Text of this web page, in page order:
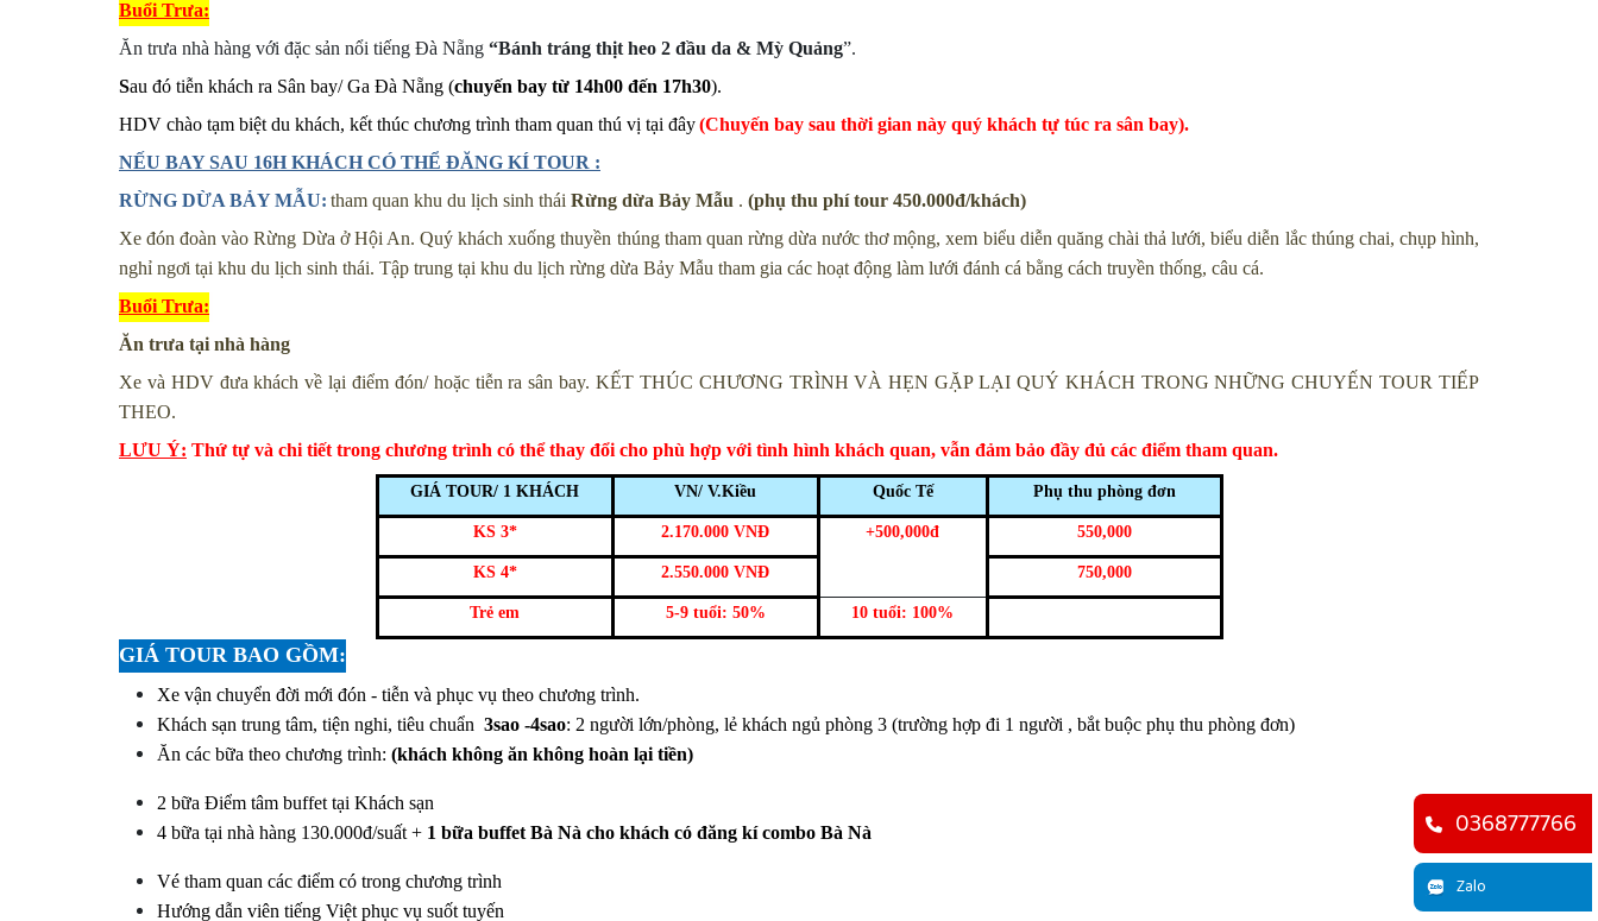
Buổi Trưa:
Ăn trưa nhà hàng với đặc sản nổi tiếng Đà Nẵng “Bánh tráng thịt heo 2 đầu da & Mỳ Quảng”.
Sau đó tiễn khách ra Sân bay/ Ga Đà Nẵng (chuyến bay từ 14h00 đến 17h30).
HDV chào tạm biệt du khách, kết thúc chương trình tham quan thú vị tại đây(Chuyến bay sau thời gian này quý khách tự túc ra sân bay).
NẾU BAY SAU 16H KHÁCH CÓ THỂ ĐĂNG KÍ TOUR :
RỪNG DỪA BẢY MẪU: tham quan khu du lịch sinh thái Rừng dừa Bảy Mẫu . (phụ thu phí tour 450.000đ/khách)
Xe đón đoàn vào Rừng Dừa ở Hội An. Quý khách xuống thuyền thúng tham quan rừng dừa nước thơ mộng, xem biểu diễn quăng chài thả lưới, biểu diễn lắc thúng chai, chụp hình,
nghỉ ngơi tại khu du lịch sinh thái. Tập trung tại khu du lịch rừng dừa Bảy Mẫu tham gia các hoạt động làm lưới đánh cá bằng cách truyền thống, câu cá.
Buổi Trưa:
Ăn trưa tại nhà hàng
Xe và HDV đưa khách về lại điểm đón/ hoặc tiễn ra sân bay. KẾT THÚC CHƯƠNG TRÌNH VÀ HẸN GẶP LẠI QUÝ KHÁCH TRONG NHỮNG CHUYẾN TOUR TIẾP
THEO.
LƯU Ý: Thứ tự và chi tiết trong chương trình có thể thay đổi cho phù hợp với tình hình khách quan, vẫn đảm bảo đầy đủ các điểm tham quan.
GIÁ TOUR/ 1 KHÁCH VN/ V.Kiều Quốc Tế Phụ thu phòng đơn
KS 3* 2.170.000 VNĐ +500,000đ 550,000
KS 4* 2.550.000 VNĐ 750,000
Trẻ em 5-9 tuổi: 50% 10 tuổi: 100%
GIÁ TOUR BAO GỒM:
Xe vận chuyển đời mới đón - tiễn và phục vụ theo chương trình.
Khách sạn trung tâm, tiện nghi, tiêu chuẩn 3sao -4sao: 2 người lớn/phòng, lẻ khách ngủ phòng 3 (trường hợp đi 1 người , bắt buộc phụ thu phòng đơn)
Ăn các bữa theo chương trình: (khách không ăn không hoàn lại tiền)
2 bữa Điểm tâm buffet tại Khách sạn
4 bữa tại nhà hàng 130.000đ/suất + 1 bữa buffet Bà Nà cho khách có đăng kí combo Bà Nà
Vé tham quan các điểm có trong chương trình
Hướng dẫn viên tiếng Việt phục vụ suốt tuyến
0368777766
Zalo